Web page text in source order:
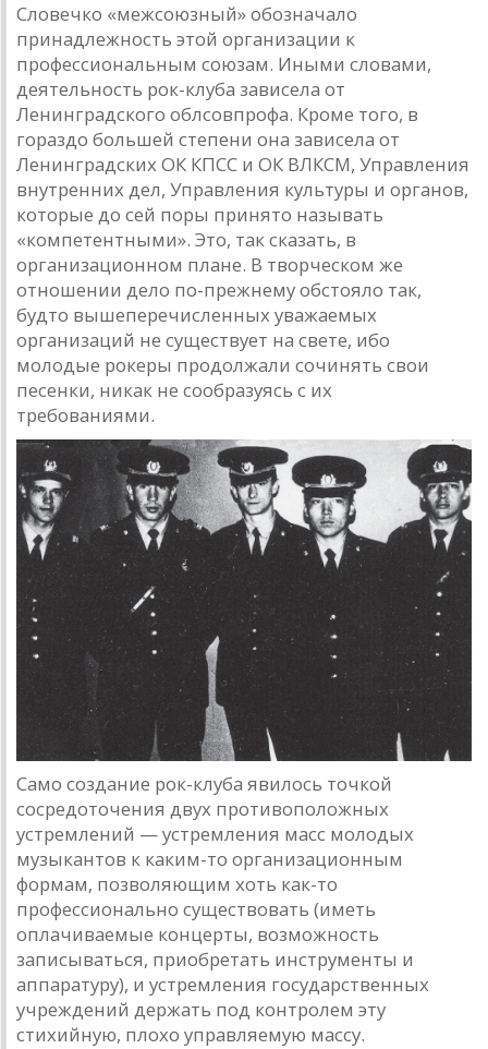
Словечко «межсоюзный» обозначало
принадлежность этой организации к
профессиональным союзам. Иными словами,
деятельность рок-клуба зависела от
Ленинградского облсовпрофа. Кроме того, в
гораздо большей степени она зависела от
Ленинградских ОК КПСС и ОК ВЛКСМ, Управления
внутренних дел, Управления культуры и органов,
которые до сей поры принято называть
«компетентными». Это, так сказать, в
организационном плане. В творческом же
отношении дело по-прежнему обстояло так,
будто вышеперечисленных уважаемых
организаций не существует на свете, ибо
молодые рокеры продолжали сочинять свои
песенки, никак не сообразуясь с их
требованиями.
Само создание рок-клуба явилось точкой
сосредоточения двух противоположных
устремлений — устремления масс молодых
музыкантов к каким-то организационным
формам, позволяющим хоть как-то
профессионально существовать (иметь
оплачиваемые концерты, возможность
записываться, приобретать инструменты и
аппаратуру), и устремления государственных
учреждений держать под контролем эту
стихийную, плохо управляемую массу.